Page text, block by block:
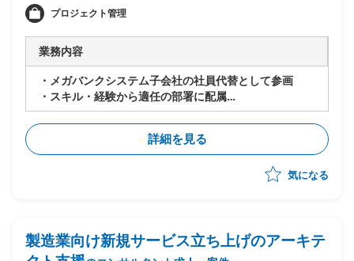
プロジェクト管理
業務内容
・メガバンクシステム子会社の社員代替として参画
・スキル・経験から適任の部署に配属
・領域は市場系、リスク管理系、国際系、情報系となり
ます。
・社員代替として、下記業務を実施予定
-プロジェクトの企画、立案、推進
詳細を見る
気になる
製造業向け新規サービス立ち上げのアーキテ